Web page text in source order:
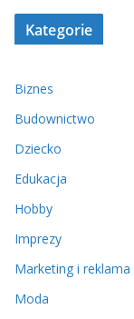
Kategorie
Biznes
Budownictwo
Dziecko
Edukacja
Hobby
Imprezy
Marketing i reklama
Moda